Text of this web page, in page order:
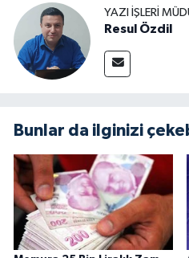
YAZI İŞLERI
Resul Özdil
Bunlar da ilginizi